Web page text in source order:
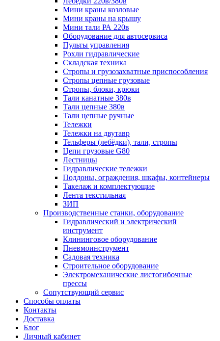
Мини краны козловые
Мини краны на крышу
Мини тали РА 220в
Оборудование для автосервиса
Пульты управления
Рохли гидравлические
Складская техника
Стропы и грузозахватные приспособления
Стропы цепные грузовые
Стропы, блоки, крюки
Тали канатные 380в
Тали цепные 380в
Тали цепные ручные
Тележки
Тележки на двутавр
Тельферы (лебёдки), тали, стропы
Цепи грузовые G80
Лестницы
Гидравлические тележки
Поддоны, ограждения, шкафы, контейнеры
Такелаж и комплектующие
Лента текстильная
ЗИП
Производственные станки, оборудование
Гидравлический и электрический
инструмент
Клининговое оборудование
Пневмоинструмент
Садовая техника
Строительное оборудование
Электромеханические листогибочные
прессы
Сопутствующий сервис
Способы оплаты
Контакты
Доставка
Блог
Личный кабинет